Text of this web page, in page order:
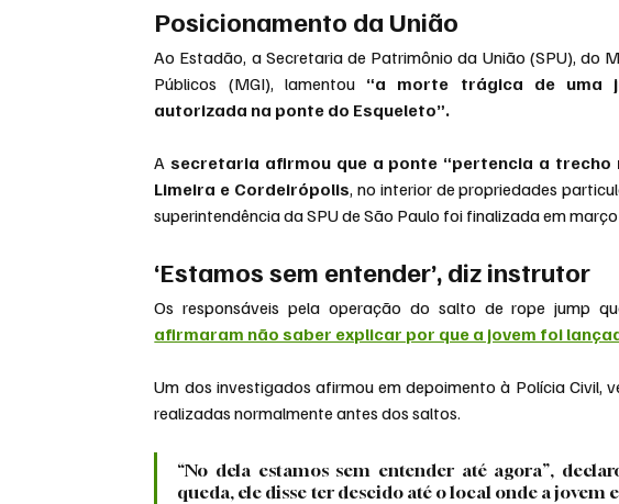
Posicionamento da União
Ao Estadão, a Secretaria de Patrimônio da União (SPU), do
Públicos (MGI), lamentou “a morte trágica de uma
autorizada na ponte do Esqueleto”.
A secretaria afirmou que a ponte “pertencia a trecho
Limeira e Cordeirópolis, no interior de propriedades
superintendência da SPU de São Paulo foi finalizada em
‘Estamos sem entender’, diz instrutor
afirmaram não saber explicar por que a jovem foi
Um dos investigados afirmou em depoimento à Polícia Civil,
realizadas normalmente antes dos saltos.
“No dela estamos sem entender até agora”,
queda, ele disse ter descido até o local onde a jovem